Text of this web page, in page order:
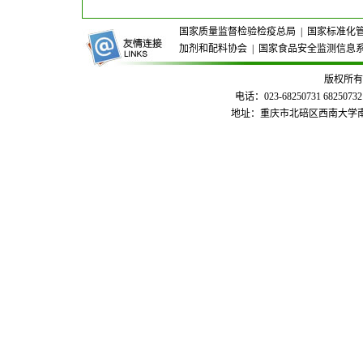
国家质量监督检验检疫总局
国家标准化
加剂和配料协会
国家食品安全监测信息
版权所
电话：023-68250731
地址：重庆市北碚区西南大学